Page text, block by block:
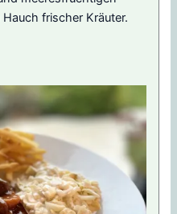
frischer Kräuter.